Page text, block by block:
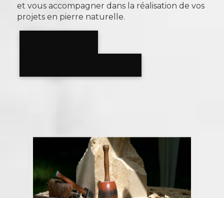
et vous accompagner dans la réalisation de vos
projets en pierre naturelle.